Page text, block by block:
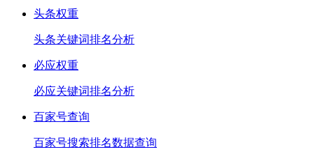
头条权重
头条关键词排名分析
必应权重
必应关键词排名分析
百家号查询
百家号搜索排名数据查询